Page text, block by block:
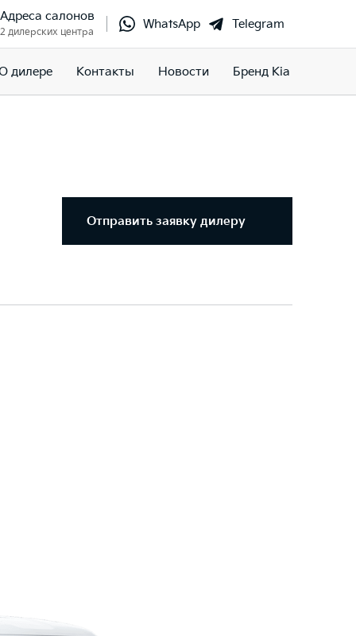
Адреса салонов
2 дилерских центра
WhatsApp Telegram
дилере Контакты Новости Бренд Kia
Отправить заявку дилеру